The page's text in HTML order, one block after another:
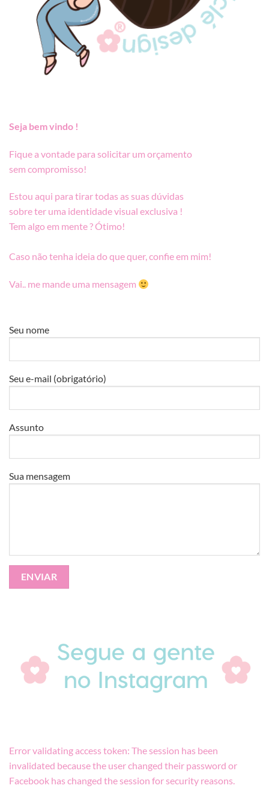
Seja bem vindo !
Fique a vontade para solicitar um orçamento
sem compromisso!
Estou aqui para tirar todas as suas dúvidas
sobre ter uma identidade visual exclusiva !
Tem algo em mente ? Ótimo!
Caso não tenha ideia do que quer, confie em mim!
Vai.. me mande uma mensagem
Seu nome
Seu e-mail (obrigatório)
Assunto
Sua mensagem
Error validating access token: The session has been
invalidated because the user changed their password or
Facebook has changed the session for security reasons.